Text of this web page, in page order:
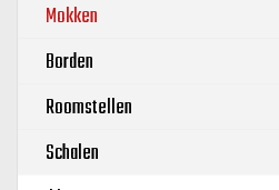
Mokken
Borden
Roomstellen
Schalen